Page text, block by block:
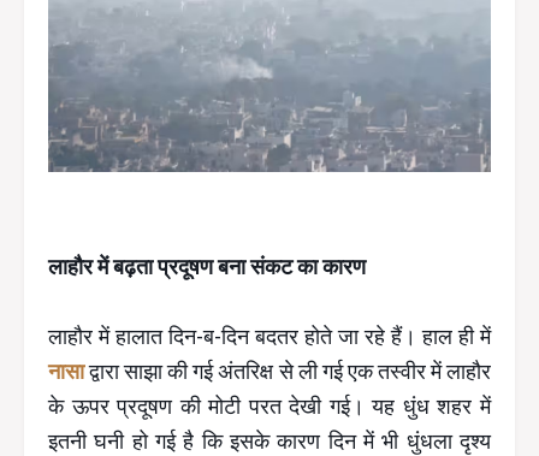
लाहौर में बढ़ता प्रदूषण बना संकट का कारण
लाहौर में हालात दिन-ब-दिन बदतर होते जा रहे हैं। हाल ही में
नासाद्वारा साझा की गई अंतरिक्ष से ली गई एक तस्वीर में लाहौर
के ऊपर प्रदूषण की मोटी परत देखी गई। यह धुंध शहर में
इतनी घनी हो गई है कि इसके कारण दिन में भी धुंधला दृश्य